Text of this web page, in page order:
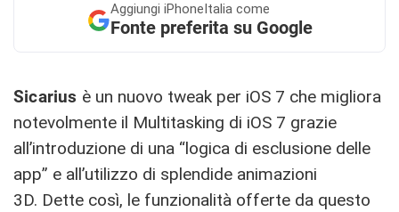
Aggiungi iPhoneItalia come
Fonte preferita su Google
Sicarius è un nuovo tweak per iOS 7 che migliora
notevolmente il Multitasking di iOS 7 grazie
all’introduzione di una “logica di esclusione delle
app” e all’utilizzo di splendide animazioni
3D. Dette così, le funzionalità offerte da questo